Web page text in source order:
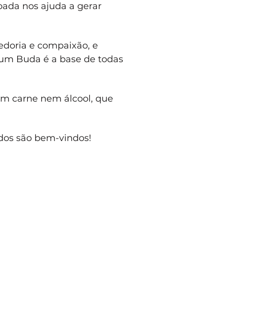
nos ajuda a gerar
e compaixão, e
Buda é a base de todas
carne nem álcool, que
são bem-vindos!